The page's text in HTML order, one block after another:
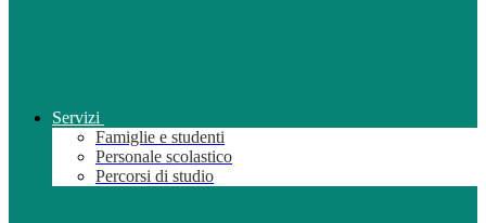
Servizi
Famiglie e studenti
Personale scolastico
Percorsi di studio